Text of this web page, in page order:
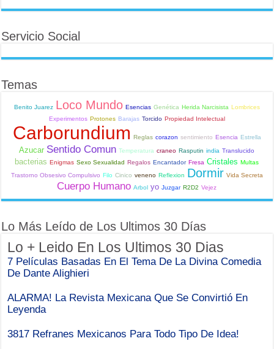
Servicio Social
Temas
Benito Juarez Loco Mundo Esencias Genética Herida Narcisista Lombrices
Experimentos Protones Barajas Torcido Propiedad Intelectual
Carborundium Reglas corazon sentimiento Esencia Estrella
Azucar Sentido Comun Temperatura craneo Rasputin india Translucido
bacterias Enigmas Sexo Sexualidad Regalos Encantador Fresa Cristales Multas
Trastorno Obsesivo Compulsivo Filo Cinico veneno Reflexion Dormir Vida Secreta
Cuerpo Humano Arbol yo Juzgar R2D2 Vejez
Lo Más Leído de Los Ultimos 30 Días
Lo + Leido En Los Ultimos 30 Dias
7 Películas Basadas En El Tema De La Divina Comedia
De Dante Alighieri
ALARMA! La Revista Mexicana Que Se Convirtió En
Leyenda
3817 Refranes Mexicanos Para Todo Tipo De Idea!